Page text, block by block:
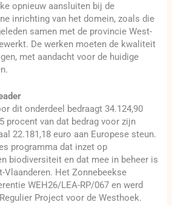
opnieuw aansluiten bij de
inrichting van het domein, zoals die
samen met de provincie West-
De werken moeten de kwaliteit
met aandacht voor de huidige
dit onderdeel bedraagt 34.124,90
procent van dat bedrag voor zijn
22.181,18 euro aan Europese steun.
programma dat inzet op
biodiversiteit en dat mee in beheer is
Vlaanderen. Het Zonnebeekse
WEH26/LEA-RP/067 en werd
Project voor de Westhoek.